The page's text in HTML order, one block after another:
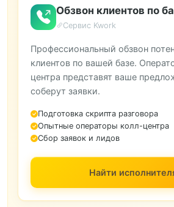
Обзвон клиентов по
Сервис Kwork
Профессиональный обзвон
клиентов по вашей базе.
центра представят ваше
соберут заявки.
Подготовка скрипта разговора
Опытные операторы колл-центра
Сбор заявок и лидов
Найти